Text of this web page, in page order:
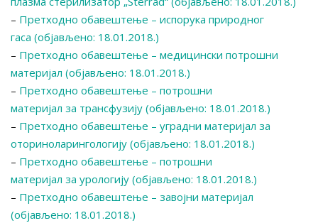
– Претходно обавештење – испорука природног
гаса (објављено: 18.01.2018.)
– Претходно обавештење – медицински потрошни
материјал (објављено: 18.01.2018.)
– Претходно обавештење – потрошни
материјал за трансфузију (објављено: 18.01.2018.)
– Претходно обавештење – уградни материјал за
оториноларингологију (објављено: 18.01.2018.)
– Претходно обавештење – потрошни
материјал за урологију (објављено: 18.01.2018.)
– Претходно обавештење – завојни материјал
(објављено: 18.01.2018.)